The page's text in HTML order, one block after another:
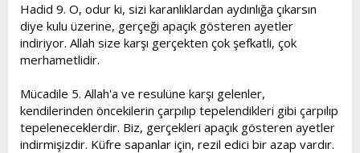
Hadid 9. O, odur ki, sizi karanlıklardan aydınlığa çıkarsın
diye kulu üzerine, gerçeği apaçık gösteren ayetler
indiriyor. Allah size karşı gerçekten çok şefkatli, çok
merhametlidir.
Mücadile 5. Allah'a ve resulüne karşı gelenler,
kendilerinden öncekilerin çarpılıp tepelendikleri gibi çarpılıp
tepeleneceklerdir. Biz, gerçekleri apaçık gösteren ayetler
indirmişizdir. Küfre sapanlar için, rezil edici bir azap vardır.